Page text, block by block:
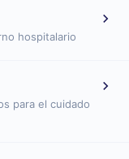
hospitalario
para el cuidado